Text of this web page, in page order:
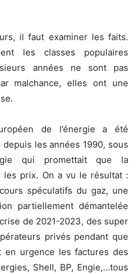
il faut examiner les faits.
les classes populaires
années ne sont pas
malchance, elles ont une
de l’énergie a été
les années 1990, sous
qui promettait que la
les prix. On a vu le résultat :
spéculatifs du gaz, une
partiellement démantelée
de 2021-2023, des super
privés pendant que
en urgence les factures des
Shell, BP, Engie,…tous